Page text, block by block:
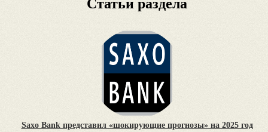
Статьи раздела
Saxo Bank представил «шокирующие прогнозы» на 2025 год